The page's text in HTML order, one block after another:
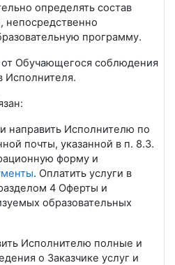
определять состав
непосредственно
программу.
от Обучающегося соблюдения
Исполнителя.
направить Исполнителю по
почты, указанной в п. 8.3.
форму и
. Оплатить услуги в
4 Оферты и
образовательных
Исполнителю полные и
о Заказчике услуг и